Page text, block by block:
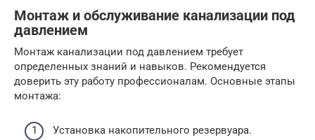
Монтаж и обслуживание канализации под
давлением
Монтаж канализации под давлением требует
определенных знаний и навыков. Рекомендуется
доверить эту работу профессионалам. Основные этапы
монтажа:
Установка накопительного резервуара.